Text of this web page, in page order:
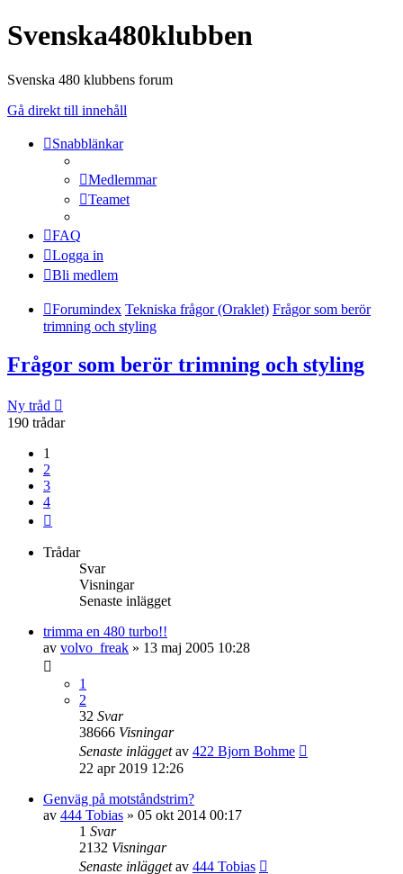
Svenska480klubben
Svenska 480 klubbens forum
Gå direkt till innehåll
Snabblänkar
Medlemmar
Teamet
FAQ
Logga in
Bli medlem
Forumindex Tekniska frågor (Oraklet) Frågor som berör
trimning och styling
Frågor som berör trimning och styling
Ny tråd
190 trådar
1
2
3
4
Trådar
Svar
Visningar
Senaste inlägget
trimma en 480 turbo!!
av volvo_freak » 13 maj 2005 10:28
1
2
32 Svar
38666 Visningar
Senaste inläggetav 422 Bjorn Bohme
22 apr 2019 12:26
Genväg på motståndstrim?
av 444 Tobias » 05 okt 2014 00:17
1 Svar
2132 Visningar
Senaste inläggetav 444 Tobias